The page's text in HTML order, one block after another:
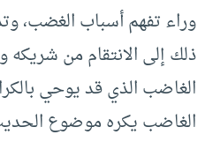
وراء تفهم أسباب الغضب،
ذلك إلى الانتقام من
الغاضب الذي قد يوحي
الغاضب يكره موضوع